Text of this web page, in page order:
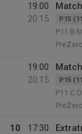
19:00
20:15
P15
P11 B
19:00
20:15
P15
P11 C
10
17:30